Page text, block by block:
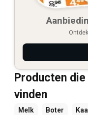
Producten
vinden
Melk Boter